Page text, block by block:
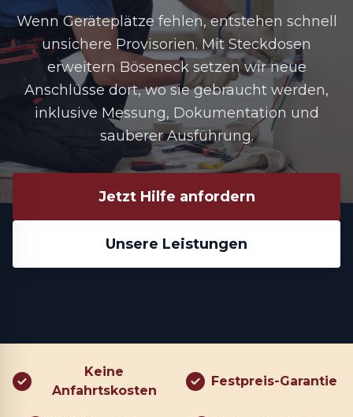
Wenn Geräteplätze fehlen, entstehen schnell
unsichere Provisorien. MitSteckdosen
erweitern Bösenecksetzen wir neue
Anschlüsse dort, wo sie gebraucht werden,
inklusive Messung, Dokumentation und
sauberer Ausführung.
Jetzt Hilfe anfordern
Unsere Leistungen
Keine
Anfahrtskosten
Festpreis-Garantie